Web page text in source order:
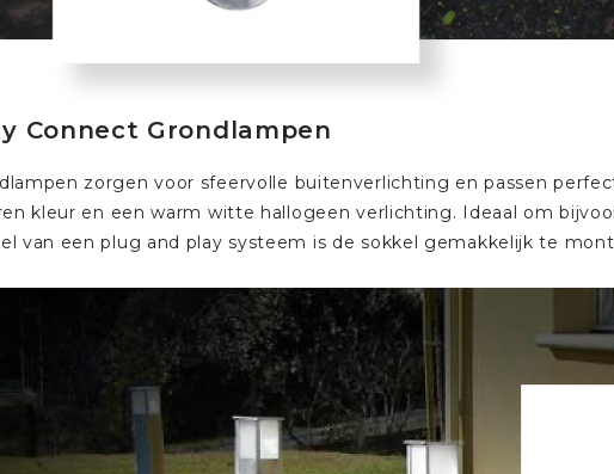
Connect Grondlampen
zorgen voor sfeervolle buitenverlichting en passen
kleur en een warm witte hallogeen verlichting. Ideaal om
van een plug and play systeem is de sokkel gemakkelijk te